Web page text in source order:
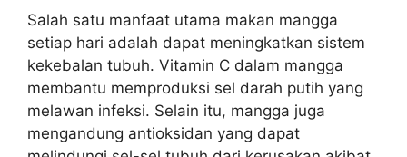
Salah satu manfaat utama makan mangga
setiap hari adalah dapat meningkatkan sistem
kekebalan tubuh. Vitamin C dalam mangga
membantu memproduksi sel darah putih yang
melawan infeksi. Selain itu, mangga juga
mengandung antioksidan yang dapat